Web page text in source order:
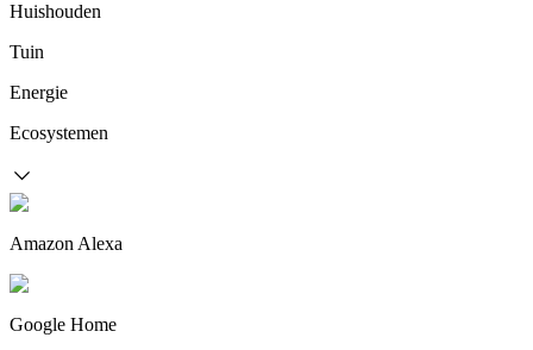
Huishouden
Tuin
Energie
Ecosystemen
Amazon Alexa
Google Home